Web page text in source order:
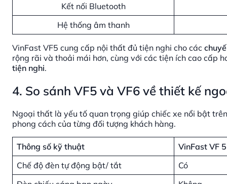
Kết nối Bluetooth
Hệ thống âm thanh
VinFast VF5 cung cấp nội thất đủ tiện nghi cho các
rộng rãi và thoải mái hơn, cùng với các tiện ích cao cấp
tiện nghi.
4. So sánh VF5 và VF6 về thiết kế
Ngoại thất là yếu tố quan trọng giúp chiếc xe nổi bật
phong cách của từng đối tượng khách hàng.
Thông số kỹ thuật
VinFast VF 5
Chế độ đèn tự động bật/ tắt
Có